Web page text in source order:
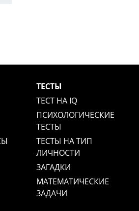
ТЕСТЫ
ТЕСТ НА IQ
ПСИХОЛОГИЧЕСКИЕ
ТЕСТЫ
ТЕСТЫ НА ТИП
ЛИЧНОСТИ
ЗАГАДКИ
МАТЕМАТИЧЕСКИЕ
ЗАДАЧИ